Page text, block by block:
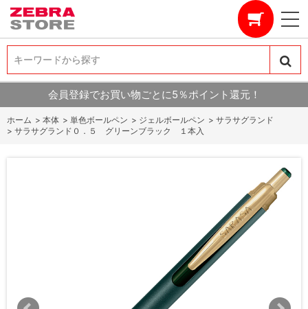
キーワードから探す
キーワードから探す
会員登録でお買い物ごとに5％ポイント還元！
ホーム > 本体 > 単色ボールペン > ジェルボールペン > サラサグランド
> サラサグランド０．５ グリーンブラック １本入